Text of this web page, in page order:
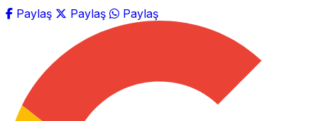
Paylaş
Paylaş Paylaş